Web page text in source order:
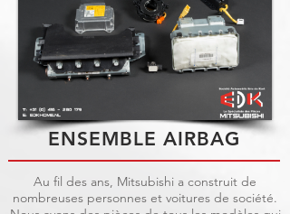
ENSEMBLE AIRBAG
Au fil des ans, Mitsubishi a construit de
nombreuses personnes et voitures de société.